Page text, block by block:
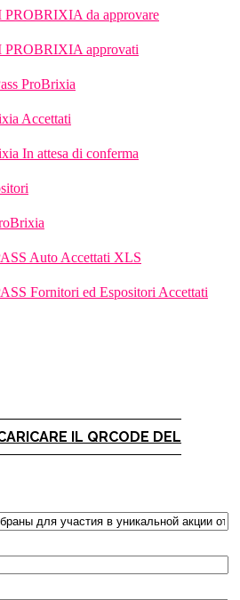
PROBRIXIA da approvare
PROBRIXIA approvati
ProBrixia
Accettati
In attesa di conferma
Auto Accettati XLS
Fornitori ed Espositori Accettati
IL QRCODE DEL